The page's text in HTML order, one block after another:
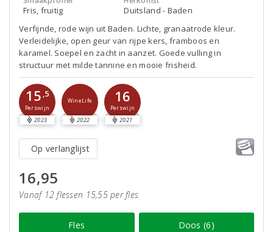
Fris, fruitig
Duitsland - Baden
Verfijnde, rode wijn uit Baden. Lichte, granaatrode kleur.
Verleidelijke, open geur van rijpe kers, framboos en
karamel. Soepel en zacht in aanzet. Goede vulling in
structuur met milde tannine en mooie frisheid.
15 ,5
Perswijn
2023
WineLife
2022
16
Perswijn
2021
Op verlanglijst
16,95
Vanaf 12 flessen 15,55 per fles
Fles Doos (6)